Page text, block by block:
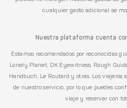
cualquier gasto adicional se
Nuestra plataforma cuenta
Estamos recomendados por reconocidas
Lonely Planet, DK Eyewitness, Rough
Handbuch, Le Routard y otras. Los
de nuestro servicio, por lo que puedes
viaje y reservar con